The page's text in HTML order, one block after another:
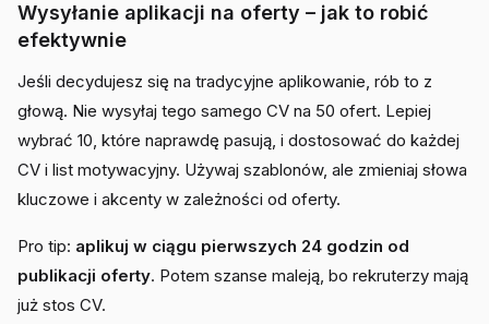
Wysyłanie aplikacji na oferty – jak to robić
efektywnie
Jeśli decydujesz się na tradycyjne aplikowanie, rób to z
głową. Nie wysyłaj tego samego CV na 50 ofert. Lepiej
wybrać 10, które naprawdę pasują, i dostosować do każdej
CV i list motywacyjny. Używaj szablonów, ale zmieniaj słowa
kluczowe i akcenty w zależności od oferty.
Pro tip: aplikuj w ciągu pierwszych 24 godzin od
publikacji oferty. Potem szanse maleją, bo rekruterzy mają
już stos CV.